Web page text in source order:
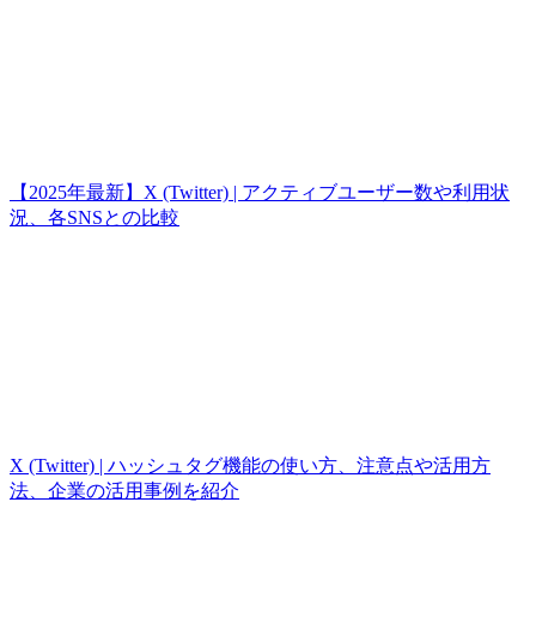
【2025年最新】X (Twitter) | アクティブユーザー数や利用状
況、各SNSとの比較
X (Twitter) | ハッシュタグ機能の使い方、注意点や活用方
法、企業の活用事例を紹介